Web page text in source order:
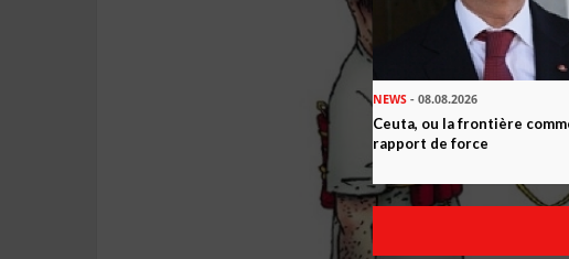
NEWS - 08.08.2026
Ceuta, ou la frontière
rapport de force